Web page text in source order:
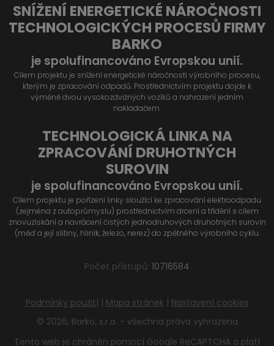
SNÍŽENÍ ENERGETICKÉ NÁROČNOSTI
TECHNOLOGICKÝCH PROCESŮ FIRMY
BARKO
je spolufinancováno Evropskou unií.
Cílem projektu je snížení energetické náročnosti výrobního procesu,
kterým je zpracování odpadů. Prostřednictvím projektu dojde k
výměně dvou vysokozdvižných vozíků a nahrazení jedním
nakladačem.
TECHNOLOGICKÁ LINKA NA
ZPRACOVÁNÍ DRUHOTNÝCH
SUROVIN
je spolufinancováno Evropskou unií.
Cílem projektu je pořízení linky sloužící ke zpracování elektroodpadu
(zejména z autoprůmyslu) prostřednictvím drcení a třídění s cílem
znovuzískání a navrácení čistých jednodruhových druhotných surovin
(měď a její slitiny, hliník, železo, nerez) do zpětného výrobního cyklu.
Počet přístupů: 10716584
© 2026, Barko, s.r.o. - všechna práva vyhrazena
Podmínky použití | Mapa stránek | Nastavení cookies
Tento web je chráněn pomocí Google ReCAPTCHA a platí